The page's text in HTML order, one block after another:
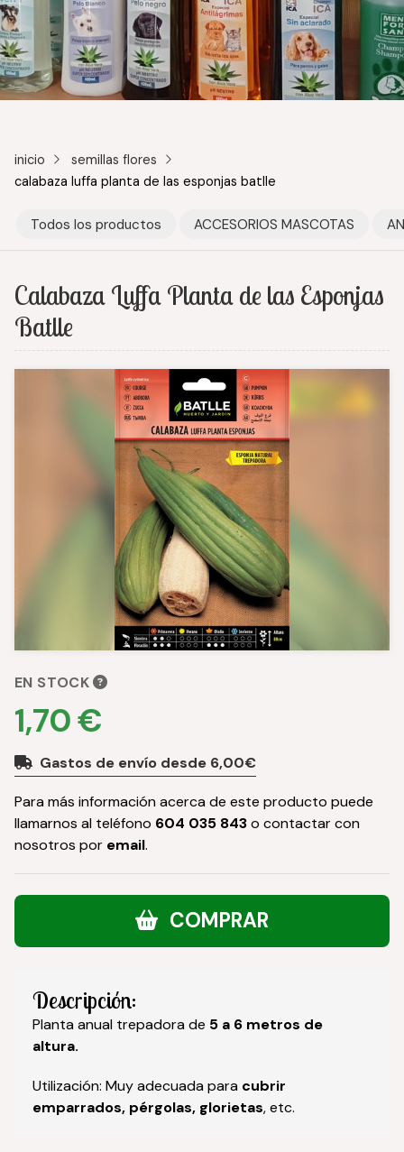
inicio
semillas flores
calabaza luffa planta de las esponjas batlle
Todos los productos ACCESORIOS MASCOTAS
Calabaza Luffa Planta de las Esponjas
Batlle
EN STOCK
1,70 €
Gastos de envío desde 6,00€
Para más información acerca de este producto puede
llamarnos al teléfono 604 035 843o contactar con
nosotros por email.
COMPRAR
Descripción:
Planta anual trepadora de 5 a 6 metros de
altura.
Utilización: Muy adecuada para cubrir
emparrados, pérgolas, glorietas, etc.